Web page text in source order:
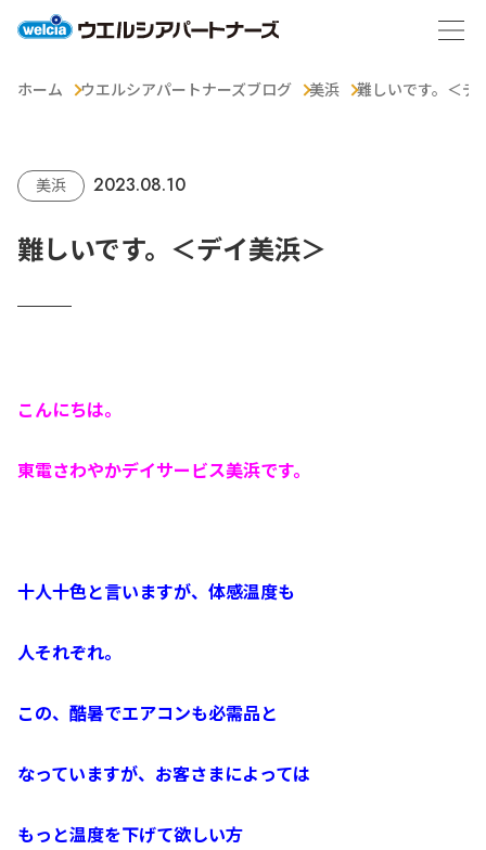
ホーム ウエルシアパートナーズブログ 美浜 難しいです。＜デ
美浜 2023.08.10
難しいです。＜デイ美浜＞
こんにちは。
東電さわやかデイサービス美浜です。
十人十色と言いますが、体感温度も
人それぞれ。
この、酷暑でエアコンも必需品と
なっていますが、お客さまによっては
もっと温度を下げて欲しい方